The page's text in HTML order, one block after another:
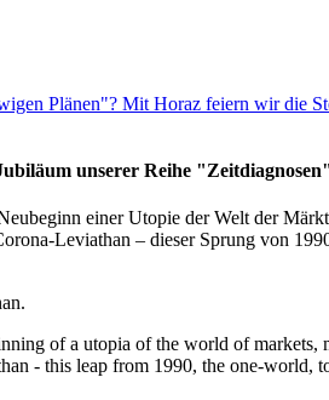
Plänen"? Mit Horaz feiern wir die
unserer Reihe
einer Utopie der Welt der
Leviathan – dieser Sprung von
of a utopia of the world of
- this leap from 1990, the one-